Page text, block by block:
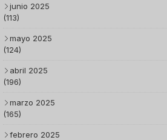
junio 2025
(113)
mayo 2025
(124)
abril 2025
(196)
marzo 2025
(165)
febrero 2025